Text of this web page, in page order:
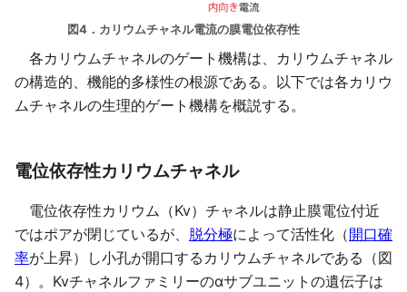
図4．カリウムチャネル電流の膜電位依存性
各カリウムチャネルのゲート機構は、カリウムチャネル
の構造的、機能的多様性の根源である。以下では各カリウ
ムチャネルの生理的ゲート機構を概説する。
電位依存性カリウムチャネル
電位依存性カリウム（Kv）チャネルは静止膜電位付近
ではポアが閉じているが、 脱分極によって活性化（開口確
率が上昇）し小孔が開口するカリウムチャネルである（図
4）。Kvチャネルファミリーのαサブユニットの遺伝子は